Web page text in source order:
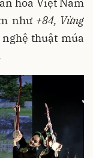
hóa Việt Nam
như +84, Vừng
thuật múa